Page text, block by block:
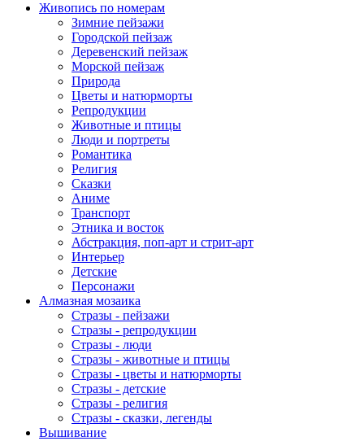
Живопись по номерам
Зимние пейзажи
Городской пейзаж
Деревенский пейзаж
Морской пейзаж
Природа
Цветы и натюрморты
Репродукции
Животные и птицы
Люди и портреты
Романтика
Религия
Сказки
Аниме
Транспорт
Этника и восток
Абстракция, поп-арт и стрит-арт
Интерьер
Детские
Персонажи
Алмазная мозаика
Стразы - пейзажи
Стразы - репродукции
Стразы - люди
Стразы - животные и птицы
Стразы - цветы и натюрморты
Стразы - детские
Стразы - религия
Стразы - сказки, легенды
Вышивание